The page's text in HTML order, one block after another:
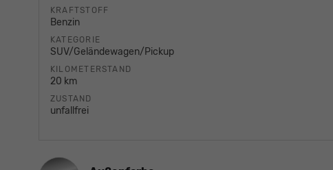
KRAFTSTOFF
Benzin
KATEGORIE
SUV/Geländewagen/Pickup
KILOMETERSTAND
20 km
ZUSTAND
unfallfrei